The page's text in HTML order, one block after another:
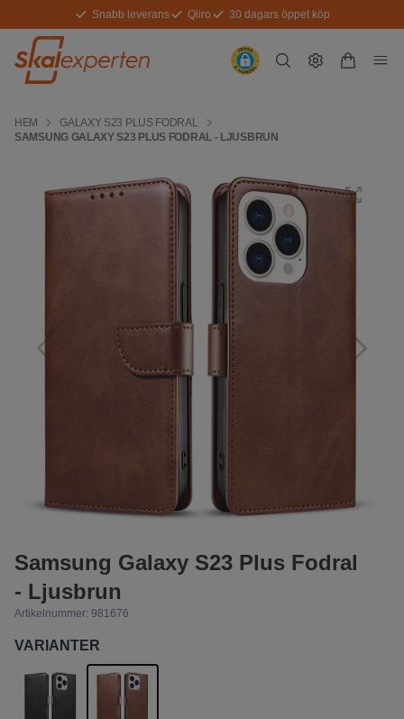
Snabb leverans Qliro 30 dagars öppet köp
HEM
GALAXY S23 PLUS FODRAL
SAMSUNG GALAXY S23 PLUS FODRAL - LJUSBRUN
Samsung Galaxy S23 Plus Fodral
- Ljusbrun
Artikelnummer: 981676
VARIANTER